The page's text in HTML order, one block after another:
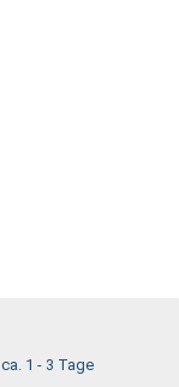
ca. 1 - 3 Tage